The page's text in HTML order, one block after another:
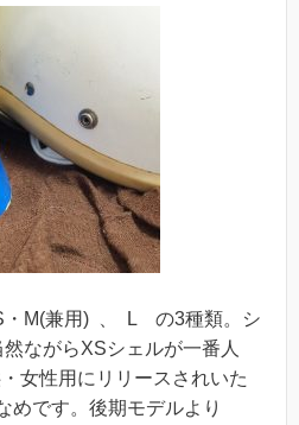
M(兼用) 、 L の3種類。シ
ながらXSシェルが一番人
女性用にリリースされいた
めです。後期モデルより